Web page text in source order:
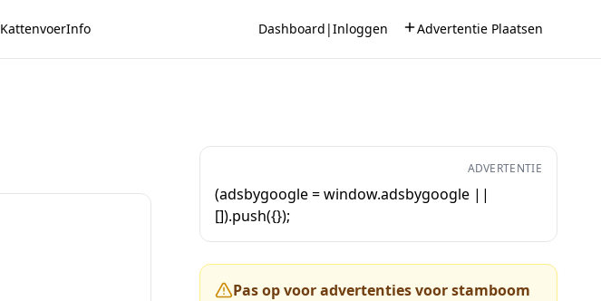
KattenvoerInfo Dashboard |Inloggen Advertentie Plaatsen
ADVERTENTIE
(adsbygoogle = window.adsbygoogle ||
[]).push({});
Pas op voor advertenties voor stamboom